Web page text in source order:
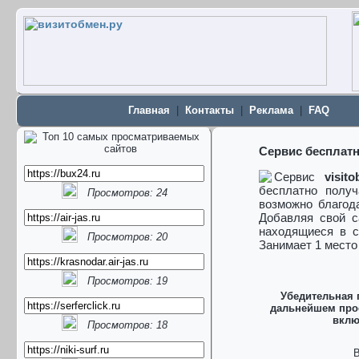
Главная Контакты| Реклама| FAQ
Просмотров: 24
Просмотров: 20
Просмотров: 19
Просмотров: 18
Сервис
Сервис
бесплатно
возможно
Добавляя свой
находящиеся в
Занимает 1
Убедительная
дальнейшем